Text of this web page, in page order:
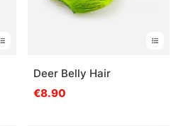
Deer Belly Hair
€8.90